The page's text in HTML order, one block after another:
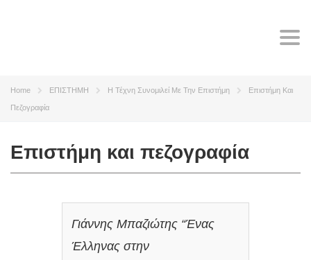
Home ΕΠΙΣΤΗΜΗ Η Τέχνη Συνομιλεί Με Την Επιστήμη Επιστήμη Και
Πεζογραφία
Επιστήμη και πεζογραφία
Γιάννης Μπαζιώτης “Ένας
Έλληνας στην